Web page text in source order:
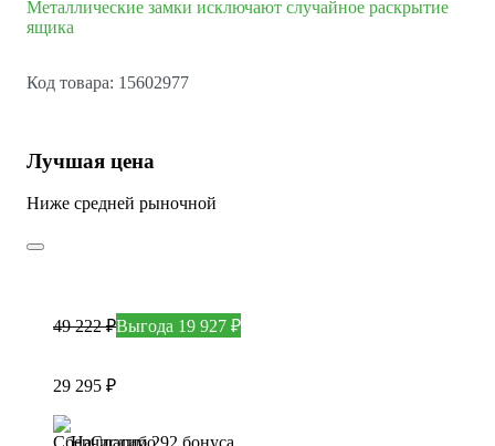
Металлические замки исключают случайное раскрытие
ящика
Код товара: 15602977
Лучшая цена
Ниже средней рыночной
49 222 ₽Выгода 19 927 ₽
29 295 ₽